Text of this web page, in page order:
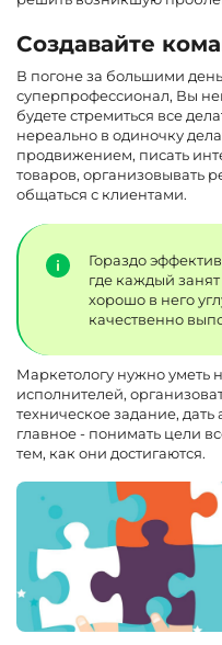
Создавайте
В погоне за большими
суперпрофессионал, Вы
будете стремиться все
нереально в одиночку
продвижением, писать
товаров, организовывать
общаться с клиентами.
Гораздо
где каждый
хорошо в него
качественно
Маркетологу нужно уметь
исполнителей,
техническое задание,
главное - понимать цели
тем, как они достигаются.